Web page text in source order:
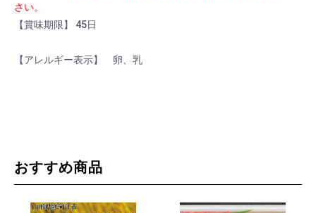
さい。
【賞味期限】 45日
【アレルギー表示】 卵、乳
おすすめ商品